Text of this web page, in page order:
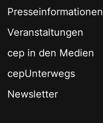
Presseinformationen
Veranstaltungen
cep in den Medien
cepUnterwegs
Newsletter